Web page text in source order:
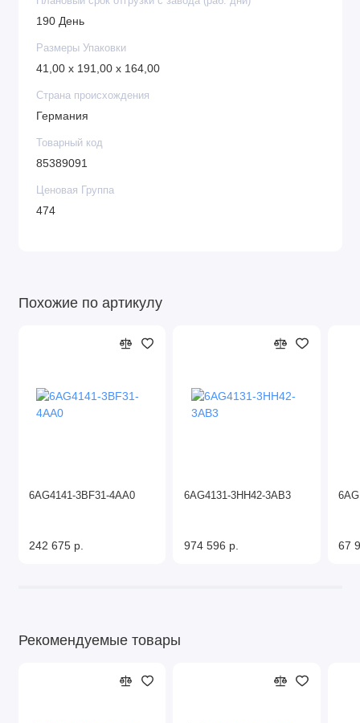
190 День
Размеры Упаковки
41,00 x 191,00 x 164,00
Страна происхождения
Германия
Товарный код
85389091
Ценовая Группа
474
Похожие по артикулу
6AG4141-3BF31-4AA0
242 675 р.
6AG4131-3HH42-3AB3
974 596 р. 67
Рекомендуемые товары